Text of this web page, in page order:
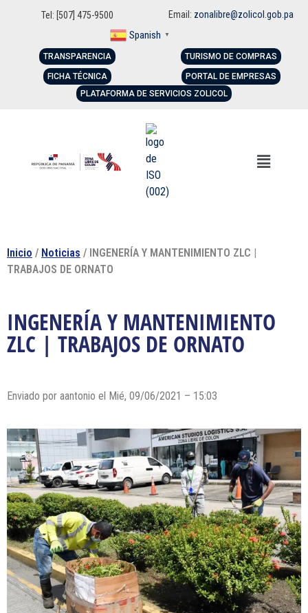
Tel: [507] 475-9500 Email: zonalibre@zolicol.gob.pa
Spanish ▼
TRANSPARENCIA
FICHA TÉCNICA
TURISMO DE COMPRAS
PORTAL DE EMPRESAS
PLATAFORMA DE SERVICIOS ZOLICOL
Inicio / Noticias / INGENERÍA Y MANTENIMIENTO ZLC |
TRABAJOS DE ORNATO
INGENERÍA Y MANTENIMIENTO
ZLC | TRABAJOS DE ORNATO
Enviado por aantonio el Mié, 09/06/2021 – 15:03